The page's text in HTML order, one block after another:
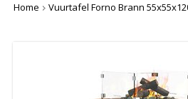
Home Vuurtafel Forno Brann